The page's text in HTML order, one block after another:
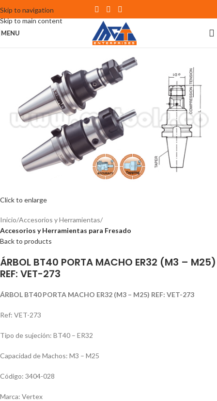
Skip to navigation
Skip to main content
MENU
Click to enlarge
Inicio Accesorios y Herramientas
Accesorios y Herramientas para Fresado
Back to products
ÁRBOL BT40 PORTA MACHO ER32 (M3 – M25)
REF: VET-273
ÁRBOL BT40 PORTA MACHO ER32 (M3 – M25) REF: VET-273
Ref: VET-273
Tipo de sujeción: BT40 – ER32
Capacidad de Machos: M3 – M25
Código: 3404-028
Marca: Vertex